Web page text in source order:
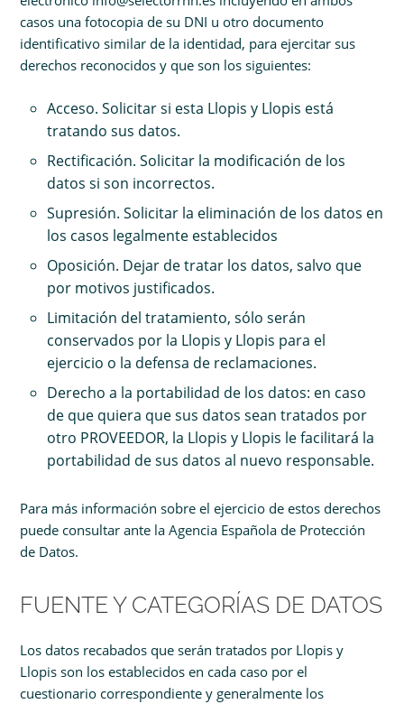
casos una fotocopia de su DNI u otro documento
identificativo similar de la identidad, para ejercitar sus
derechos reconocidos y que son los siguientes:
Acceso. Solicitar si esta Llopis y Llopis está
tratando sus datos.
Rectificación. Solicitar la modificación de los
datos si son incorrectos.
Supresión. Solicitar la eliminación de los datos en
los casos legalmente establecidos
Oposición. Dejar de tratar los datos, salvo que
por motivos justificados.
Limitación del tratamiento, sólo serán
conservados por la Llopis y Llopis para el
ejercicio o la defensa de reclamaciones.
Derecho a la portabilidad de los datos: en caso
de que quiera que sus datos sean tratados por
otro PROVEEDOR, la Llopis y Llopis le facilitará la
portabilidad de sus datos al nuevo responsable.
Para más información sobre el ejercicio de estos derechos
puede consultar ante la Agencia Española de Protección
de Datos.
FUENTE Y CATEGORÍAS DE DATOS
Los datos recabados que serán tratados por Llopis y
Llopis son los establecidos en cada caso por el
cuestionario correspondiente y generalmente los